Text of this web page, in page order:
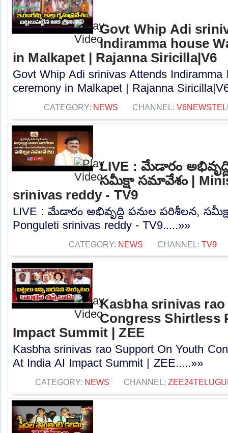
Govt Whip Adi
Indiramma house
in Malkapet | Rajanna Siricilla|V6
Govt Whip Adi srinivas Attends Indiramma
ceremony in Malkapet | Rajanna
CATEGORY: NEWS CHANNEL:
LIVE : మేడారం
సమీక్షా సమావేశం |
srinivas reddy - TV9
LIVE : మేడారం అభివృద్ది పనుల పరిశీలన,
Ponguleti srinivas reddy - TV9.....»»
CATEGORY: NEWS CHANNEL: TV9
Kasbha srinivas
Congress Shirtless
Impact Summit | ZEE
Kasbha srinivas rao Support On Youth
At India AI Impact Summit | ZEE.....»»
CATEGORY: NEWS CHANNEL: